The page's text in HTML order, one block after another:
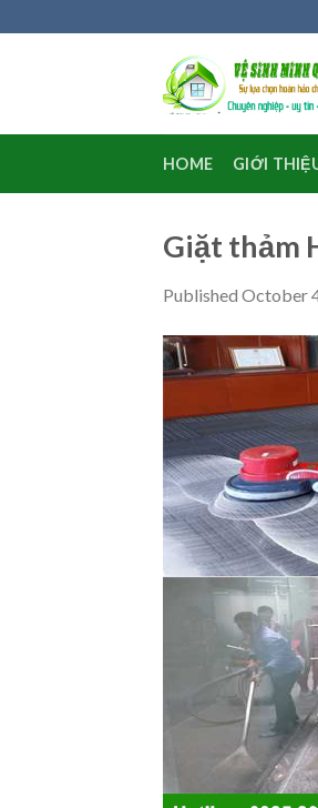
to
HOME GIỚI
Giặt thảm
Published October